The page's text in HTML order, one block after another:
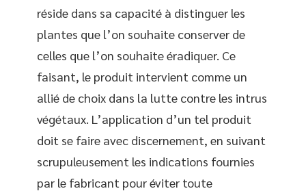
réside dans sa capacité à distinguer les
plantes que l’on souhaite conserver de
celles que l’on souhaite éradiquer. Ce
faisant, le produit intervient comme un
allié de choix dans la lutte contre les intrus
végétaux. L’application d’un tel produit
doit se faire avec discernement, en suivant
scrupuleusement les indications fournies
par le fabricant pour éviter toute